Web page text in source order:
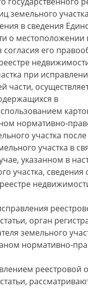
земельного
в сведения
о местоположении
его
при
части,
в
нормативно-
участка
участка в
указанном в
участка, сведения
орган
земельного
нормативно-
реестровой